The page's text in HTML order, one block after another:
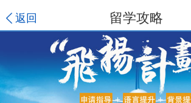
返回 留学攻略